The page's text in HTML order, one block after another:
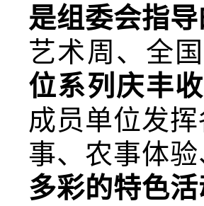
是组委会指
艺术周、全
位系列庆丰收
成员单位发
事、农事体
多彩的特色活